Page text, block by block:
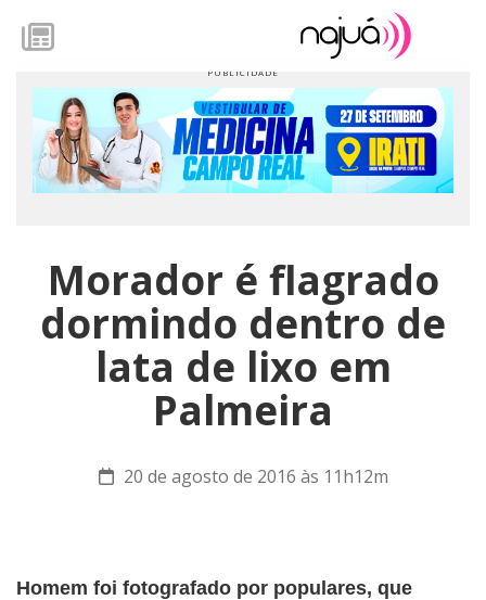
Morador é flagrado
dormindo dentro de
lata de lixo em
Palmeira
20 de agosto de 2016 às 11h12m
Homem foi fotografado por populares, que